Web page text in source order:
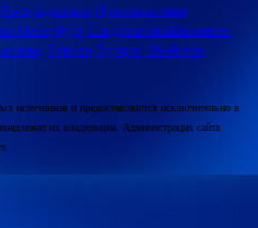
Пострадавшие Происшествия
Петербург Следственный комитет
Туризм Турция Убийства
источников и предоставляются исключительно в
их владельцам. Администрация сайта